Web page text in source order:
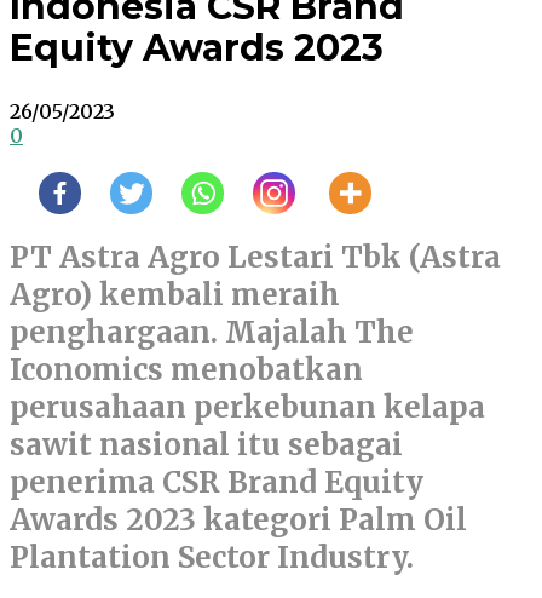
Equity Awards 2023
26/05/2023
0
PT Astra Agro Lestari Tbk (Astra
Agro) kembali meraih
penghargaan. Majalah The
Iconomics menobatkan
perusahaan perkebunan kelapa
sawit nasional itu sebagai
penerima CSR Brand Equity
Awards 2023 kategori Palm Oil
Plantation Sector Industry.